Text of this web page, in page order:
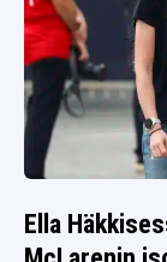
Ella